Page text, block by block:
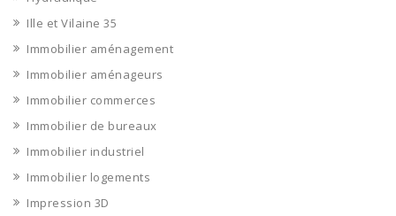
Ille et Vilaine 35
Immobilier aménagement
Immobilier aménageurs
Immobilier commerces
Immobilier de bureaux
Immobilier industriel
Immobilier logements
Impression 3D